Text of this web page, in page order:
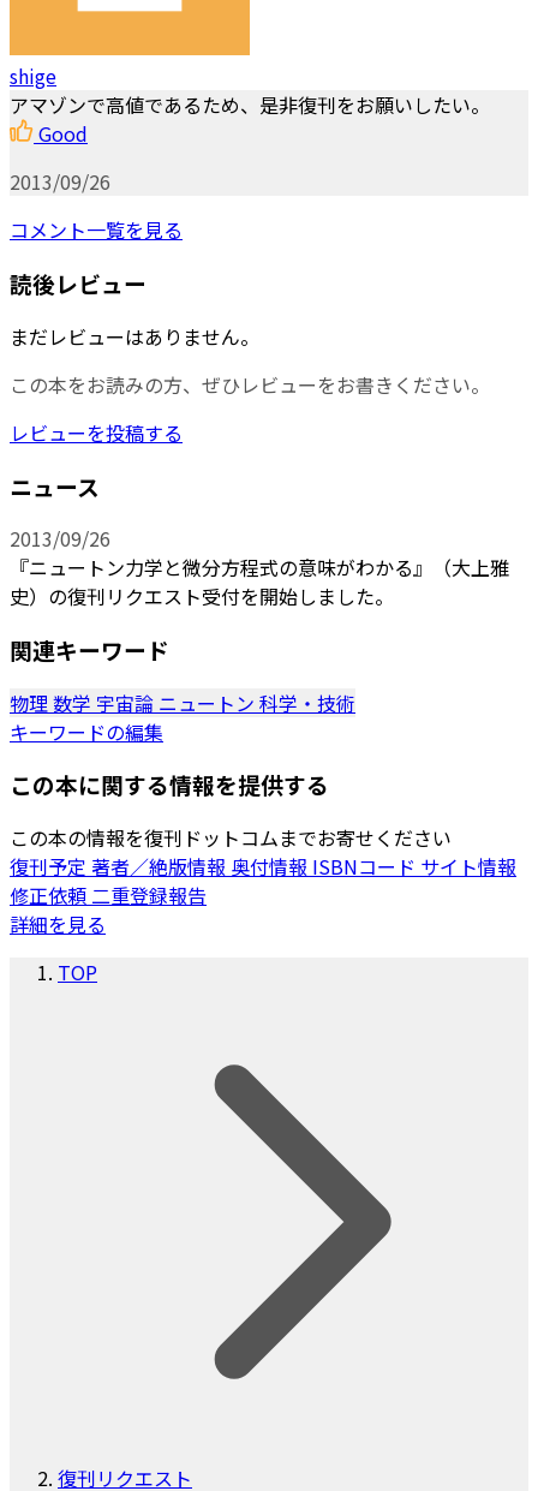
shige
アマゾンで高値であるため、是非復刊をお願いしたい。
Good
2013/09/26
コメント一覧を見る
読後レビュー
まだレビューはありません。
この本をお読みの方、ぜひレビューをお書きください。
レビューを投稿する
ニュース
2013/09/26
『ニュートン力学と微分方程式の意味がわかる』（大上雅
史）の復刊リクエスト受付を開始しました。
関連キーワード
物理 数学 宇宙論 ニュートン 科学・技術
キーワードの編集
この本に関する情報を提供する
この本の情報を復刊ドットコムまでお寄せください
復刊予定 著者／絶版情報 奥付情報 ISBNコード サイト情報
修正依頼二重登録報告
詳細を見る
TOP
復刊リクエスト